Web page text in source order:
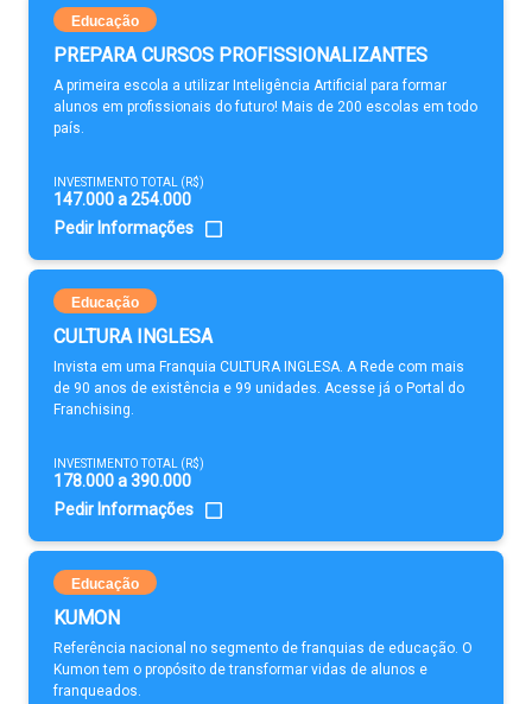
Educação
PREPARA CURSOS PROFISSIONALIZANTES
A primeira escola a utilizar Inteligência Artificial para formar
alunos em profissionais do futuro! Mais de 200 escolas em todo
país.
INVESTIMENTO TOTAL (R$)
147.000 a 254.000
Pedir Informações
Educação
CULTURA INGLESA
Invista em uma Franquia CULTURA INGLESA. A Rede com mais
de 90 anos de existência e 99 unidades. Acesse já o Portal do
Franchising.
INVESTIMENTO TOTAL (R$)
178.000 a 390.000
Pedir Informações
Educação
KUMON
Referência nacional no segmento de franquias de educação. O
Kumon tem o propósito de transformar vidas de alunos e
franqueados.